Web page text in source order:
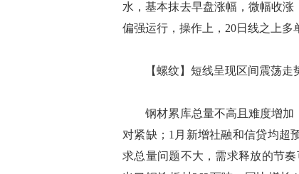
水，基本抹去早盘涨幅，微幅收
偏强运行，操作上，20日线之上多
【螺纹】短线呈现区间震荡走
钢材累库总量不高且难度增加
对紧缺；1月新增社融和信贷均超
求总量问题不大，需求释放的节